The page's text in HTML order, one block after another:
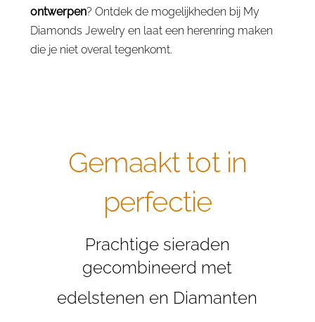
ontwerpen? Ontdek de mogelijkheden bij My
Diamonds Jewelry en laat een herenring maken
die je niet overal tegenkomt.
Gemaakt tot in
perfectie
Prachtige sieraden
gecombineerd met
edelstenen en Diamanten